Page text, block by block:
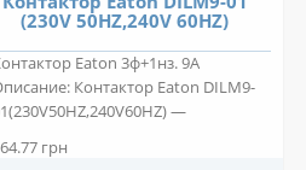
(230V 50HZ,240V 60HZ)
Eaton 3ф+1нз. 9А
Контактор Eaton DILM9-
—
грн